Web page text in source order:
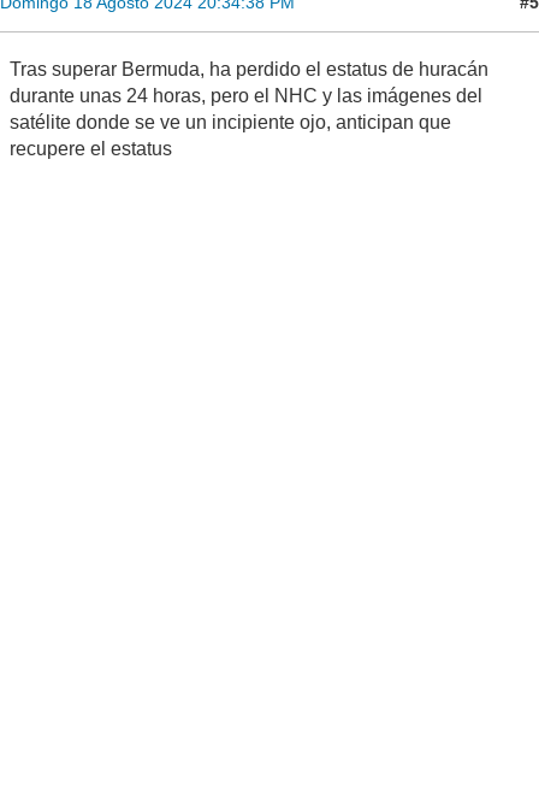
Tras superar Bermuda, ha perdido el estatus de huracán
durante unas 24 horas, pero el NHC y las imágenes del
satélite donde se ve un incipiente ojo, anticipan que
recupere el estatus